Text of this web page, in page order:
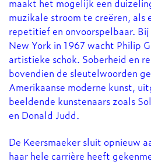
muzikale stroom te creëren,
repetitief en onvoorspelbaar.
New York in 1967 wacht Philip
artistieke schok. Soberheid en
bovendien de sleutelwoorden
Amerikaanse moderne kunst,
beeldende kunstenaars zoals
en Donald Judd.
De Keersmaeker sluit opnieuw
haar hele carrière heeft